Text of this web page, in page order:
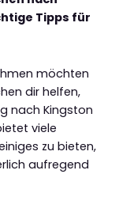
Tipps für
möchten
dir helfen,
nach Kingston
viele
zu bieten,
aufregend